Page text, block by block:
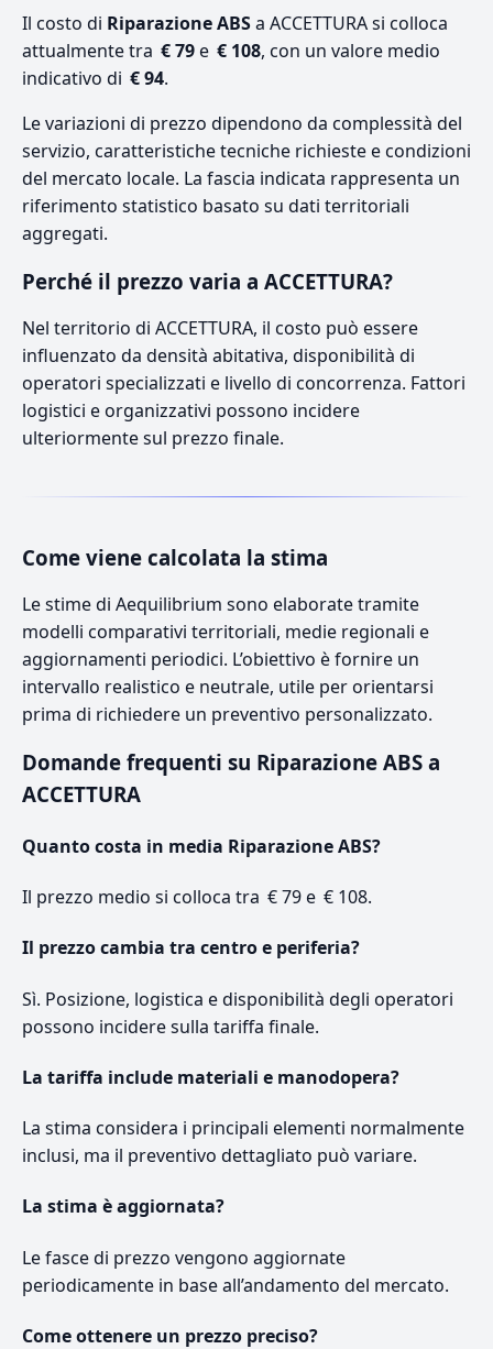
Il costo di Riparazione ABSa ACCETTURA si colloca
attualmente tra € 79e € 108, con un valore medio
indicativo di € 94.
Le variazioni di prezzo dipendono da complessità del
servizio, caratteristiche tecniche richieste e condizioni
del mercato locale. La fascia indicata rappresenta un
riferimento statistico basato su dati territoriali
aggregati.
Perché il prezzo varia a ACCETTURA?
Nel territorio di ACCETTURA, il costo può essere
influenzato da densità abitativa, disponibilità di
operatori specializzati e livello di concorrenza. Fattori
logistici e organizzativi possono incidere
ulteriormente sul prezzo finale.
Come viene calcolata la stima
Le stime di Aequilibrium sono elaborate tramite
modelli comparativi territoriali, medie regionali e
aggiornamenti periodici. L’obiettivo è fornire un
intervallo realistico e neutrale, utile per orientarsi
prima di richiedere un preventivo personalizzato.
Domande frequenti su Riparazione ABS a
ACCETTURA
Quanto costa in media Riparazione ABS?
Il prezzo medio si colloca tra € 79 e € 108.
Il prezzo cambia tra centro e periferia?
Sì. Posizione, logistica e disponibilità degli operatori
possono incidere sulla tariffa finale.
La tariffa include materiali e manodopera?
La stima considera i principali elementi normalmente
inclusi, ma il preventivo dettagliato può variare.
La stima è aggiornata?
Le fasce di prezzo vengono aggiornate
periodicamente in base all’andamento del mercato.
Come ottenere un prezzo preciso?